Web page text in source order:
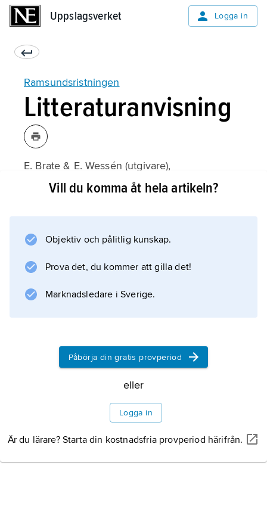
Uppslagsverket Logga in
Ramsundsristningen
Litteraturanvisning
E. Brate & E. Wessén (utgivare),
Södermanlands runinskrifter
Vill du komma åt hela artikeln?
Objektiv och pålitlig kunskap.
Prova det, du kommer att gilla det!
Marknadsledare i Sverige.
Påbörja din gratis provperiod
eller
Logga in
Är du lärare? Starta din kostnadsfria provperiod härifrån.